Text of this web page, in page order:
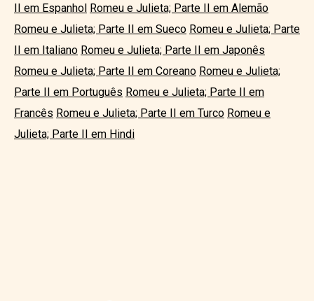
II em Espanhol Romeu e Julieta; Parte II em Alemão
Romeu e Julieta; Parte II em Sueco Romeu e Julieta; Parte
II em Italiano Romeu e Julieta; Parte II em Japonês
Romeu e Julieta; Parte II em Coreano Romeu e Julieta;
Parte II em Português Romeu e Julieta; Parte II em
Francês Romeu e Julieta; Parte II em Turco Romeu e
Julieta; Parte II em Hindi